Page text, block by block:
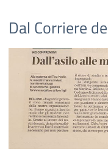
Dal Corriere